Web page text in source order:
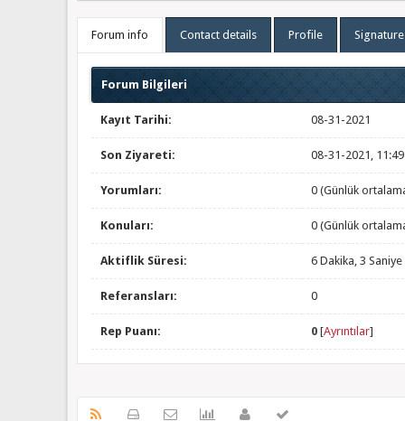
Forum info Contact details Profile Signature
Forum Bilgileri
Kayıt Tarihi: 08-31-2021
Son Ziyareti: 08-31-2021, 11:49
Yorumları: 0 (Günlük
Konuları: 0 (Günlük
Aktiflik Süresi: 6 Dakika, 3 Saniye
Referansları: 0
Rep Puanı: 0 [Ayrıntılar]